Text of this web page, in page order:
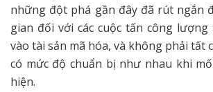
những đột phá gần đây đã rút ngắn
gian đối với các cuộc tấn công
vào tài sản mã hóa, và không phải tất
có mức độ chuẩn bị như nhau khi
hiện.